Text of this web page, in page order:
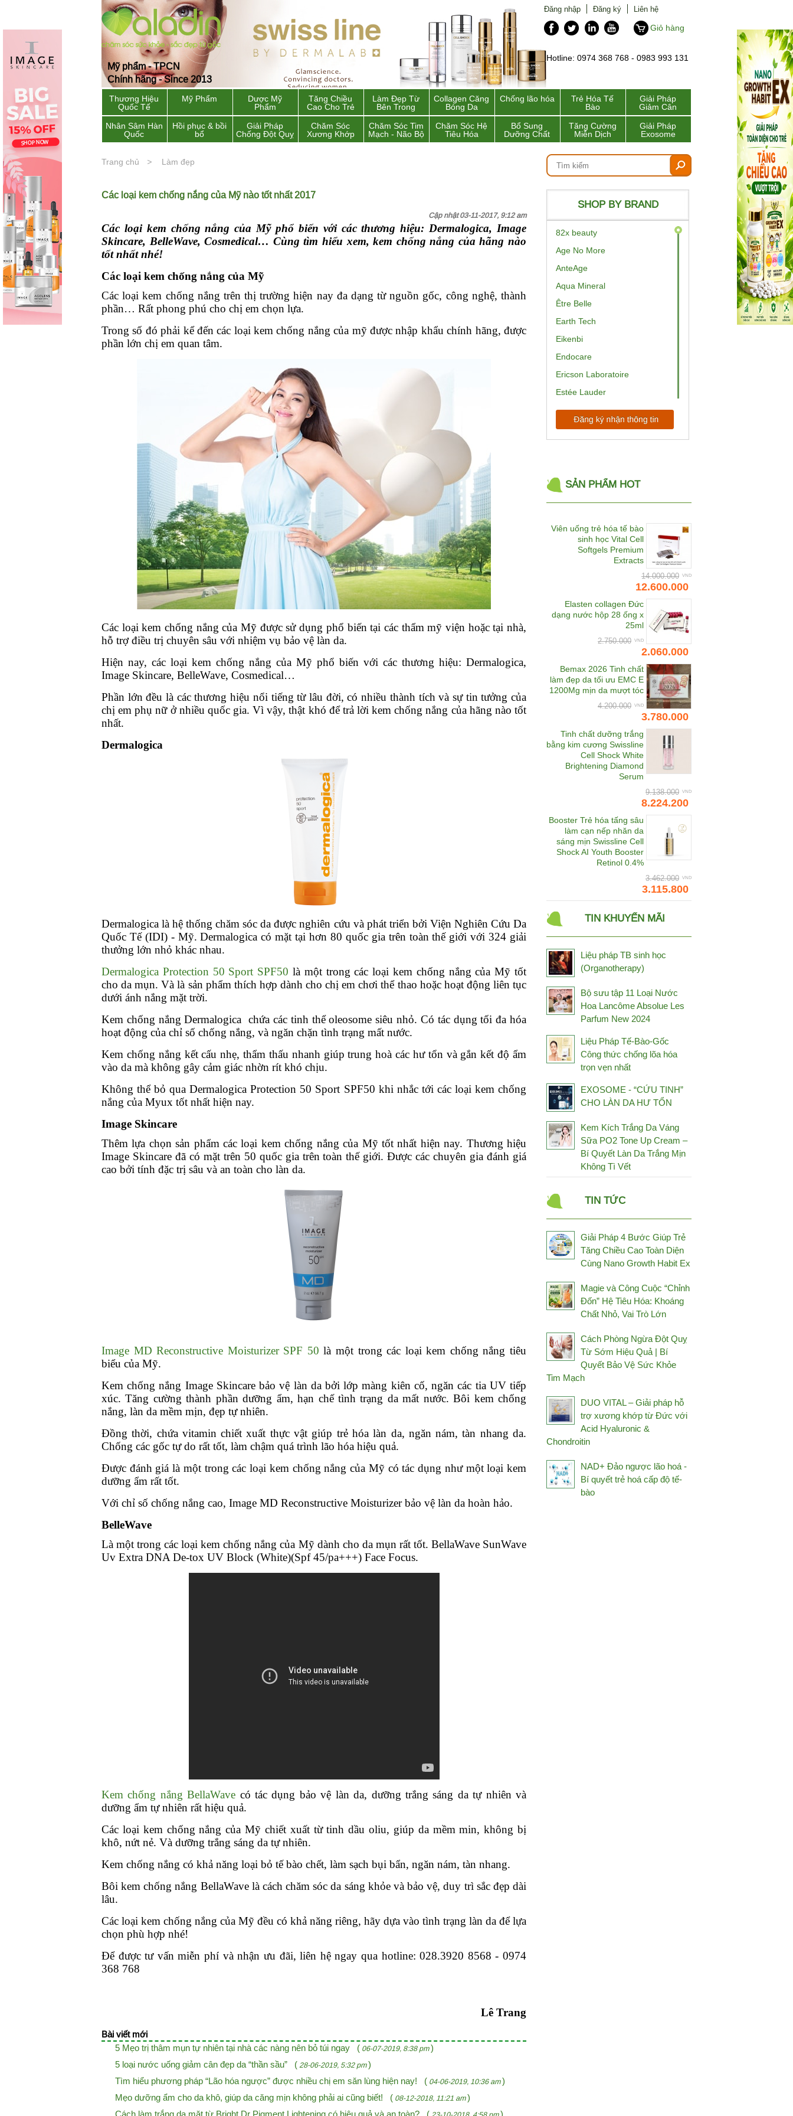
Mỹ phẩm - TPCN
Chính hãng - Since 2013
Đăng nhập Đăng ký
Liên hệ
Giỏ hàng
Hotline: 0974 368 768 - 0983 993 131
Thương Hiệu
Quốc Tế
Mỹ Phẩm
Dược Mỹ
Phẩm
Tăng Chiều
Cao Cho Trẻ
Làm Đẹp Từ
Bên Trong
Collagen Căng
Bóng Da
Chống lão hóa
Trẻ Hóa Tế
Bào
Giải Pháp
Giảm Cân
Nhân Sâm Hàn
Quốc
Hồi phục & bồi
bổ
Giải Pháp
Chống Đột Quỵ
Chăm Sóc
Xương Khớp
Chăm Sóc Tim
Mạch - Não Bộ
Chăm Sóc Hệ
Tiêu Hóa
Bổ Sung
Dưỡng Chất
Tăng Cường
Miễn Dịch
Giải Pháp
Exosome
Trang chủ Làm đẹp
Các loại kem chống nắng của Mỹ nào tốt nhất 2017
Cập nhật 03-11-2017, 9:12 am
Các loại kem chống nắng của Mỹ phổ biến với các thương hiệu: Dermalogica, Image
Skincare, BelleWave, Cosmedical… Cùng tìm hiểu xem, kem chống nắng của hãng nào
tốt nhất nhé!
Các loại kem chống nắng của Mỹ
Các loại kem chống nắng trên thị trường hiện nay đa dạng từ nguồn gốc, công nghệ, thành
phần… Rất phong phú cho chị em chọn lựa.
Trong số đó phải kể đến các loại kem chống nắng của mỹ được nhập khẩu chính hãng, được
phần lớn chị em quan tâm.
Các loại kem chống nắng của Mỹ được sử dụng phổ biến tại các thẩm mỹ viện hoặc tại nhà,
hỗ trợ điều trị chuyên sâu với nhiệm vụ bảo vệ làn da.
Hiện nay, các loại kem chống nắng của Mỹ phổ biến với các thương hiệu: Dermalogica,
Image Skincare, BelleWave, Cosmedical…
Phần lớn đều là các thương hiệu nổi tiếng từ lâu đời, có nhiều thành tích và sự tin tưởng của
chị em phụ nữ ở nhiều quốc gia. Vì vậy, thật khó để trả lời kem chống nắng của hãng nào tốt
nhất.
Dermalogica
Dermalogica là hệ thống chăm sóc da được nghiên cứu và phát triển bởi Viện Nghiên Cứu Da
Quốc Tế (IDI) - Mỹ. Dermalogica có mặt tại hơn 80 quốc gia trên toàn thế giới với 324 giải
thưởng lớn nhỏ khác nhau.
Dermalogica Protection 50 Sport SPF50 là một trong các loại kem chống nắng của Mỹ tốt
cho da mụn. Và là sản phẩm thích hợp dành cho chị em chơi thể thao hoặc hoạt động liên tục
dưới ánh nắng mặt trời.
Kem chống nắng Dermalogica chứa các tinh thể oleosome siêu nhỏ. Có tác dụng tối đa hóa
hoạt động của chỉ số chống nắng, và ngăn chặn tình trạng mất nước.
Kem chống nắng kết cấu nhẹ, thẩm thấu nhanh giúp trung hoà các hư tổn và gắn kết độ ẩm
vào da mà không gây cảm giác nhờn rít khó chịu.
Không thể bỏ qua Dermalogica Protection 50 Sport SPF50 khi nhắc tới các loại kem chống
nắng của Myux tốt nhất hiện nay.
Image Skincare
Thêm lựa chọn sản phẩm các loại kem chống nắng của Mỹ tốt nhất hiện nay. Thương hiệu
Image Skincare đã có mặt trên 50 quốc gia trên toàn thế giới. Được các chuyên gia đánh giá
cao bởi tính đặc trị sâu và an toàn cho làn da.
Image MD Reconstructive Moisturizer SPF 50 là một trong các loại kem chống nắng tiêu
biểu của Mỹ.
Kem chống nắng Image Skincare bảo vệ làn da bởi lớp màng kiên cố, ngăn các tia UV tiếp
xúc. Tăng cường thành phần dưỡng ẩm, hạn chế tình trạng da mất nước. Bôi kem chống
nắng, làn da mềm mịn, đẹp tự nhiên.
Đồng thời, chứa vitamin chiết xuất thực vật giúp trẻ hóa làn da, ngăn nám, tàn nhang da.
Chống các gốc tự do rất tốt, làm chậm quá trình lão hóa hiệu quả.
Được đánh giá là một trong các loại kem chống nắng của Mỹ có tác dụng như một loại kem
dưỡng ẩm rất tốt.
Với chỉ số chống nắng cao, Image MD Reconstructive Moisturizer bảo vệ làn da hoàn hảo.
BelleWave
Là một trong các loại kem chống nắng của Mỹ dành cho da mụn rất tốt. BellaWave SunWave
Uv Extra DNA De-tox UV Block (White)(Spf 45/pa+++) Face Focus.
Kem chống nắng BellaWave có tác dụng bảo vệ làn da, dưỡng trắng sáng da tự nhiên và
dưỡng ẩm tự nhiên rất hiệu quả.
Các loại kem chống nắng của Mỹ chiết xuất từ tinh dầu oliu, giúp da mềm min, không bị
khô, nứt nẻ. Và dưỡng trắng sáng da tự nhiên.
Kem chống nắng có khả năng loại bỏ tế bào chết, làm sạch bụi bẩn, ngăn nám, tàn nhang.
Bôi kem chống nắng BellaWave là cách chăm sóc da sáng khỏe và bảo vệ, duy trì sắc đẹp dài
lâu.
Các loại kem chống nắng của Mỹ đều có khả năng riêng, hãy dựa vào tình trạng làn da để lựa
chọn phù hợp nhé!
Để được tư vấn miễn phí và nhận ưu đãi, liên hệ ngay qua hotline: 028.3920 8568 - 0974
368 768
Lê Trang
Bài viết mới
5 Mẹo trị thâm mụn tự nhiên tại nhà các nàng nên bỏ túi ngay ( 06-07-2019, 8:38 pm )
5 loại nước uống giảm cân đẹp da “thần sầu” ( 28-06-2019, 5:32 pm )
Tìm hiểu phương pháp “Lão hóa ngược” được nhiều chị em săn lùng hiện nay! ( 04-06-2019, 10:36 am )
Mẹo dưỡng ẩm cho da khô, giúp da căng mịn không phải ai cũng biết! ( 08-12-2018, 11:21 am )
Cách làm trắng da mặt từ Bright Dr Pigment Lightening có hiệu quả và an toàn? (
)
SHOP BY BRAND
82x beauty
Age No More
AnteAge
Aqua Mineral
Être Belle
Earth Tech
Eikenbi
Endocare
Ericson Laboratoire
Estée Lauder
EV Princess
ExoCoBio
Bemax
Bewel
Bhmed
Bioline Jato
BL Miracle
Cheong Kwan Jang
Chunho Vina
Cle de Peau Beaute
CNI
COCOAGE Cosmetics
Daedong Korea Ginseng
Dalton
Damode
Deep Blue Health
Dr.CPU
Đông trùng hạ thảo
Bhutan
Đông trùng hạ thảo Tây
Tạng
Fine Japan
Frezyderm
Fucoidan Umi
Fuji Health
Fujina
GCell
Genki Fami
Genosys
Germaine De Capuccini
Gold Elements
Grammer-Revit
Healthy Beauty
Heliocare
Higo Global
Hineko
HL Always Active
Hokoen
Holistic Way
HSIN HAI
Hush & Hush
iS Clinical
Janssen
Jean D’Arcel
Jkendai Japan
JpanWell
Kanehide Bio
SẢN PHẨM HOT
Viên uống trẻ hóa tế bào
sinh học Vital Cell
Softgels Premium
Extracts
14.000.000
12.600.000
Elasten collagen Đức
dạng nước hộp 28 ống x
25ml
2.750.000
2.060.000
Bemax 2026 Tinh chất
làm đẹp da tối ưu EMC E
1200Mg mịn da mượt tóc
4.200.000
3.780.000
Tinh chất dưỡng trắng
bằng kim cương Swissline
Cell Shock White
Brightening Diamond
Serum
9.138.000
8.224.200
Booster Trẻ hóa tấng sâu
làm cạn nếp nhăn da
sáng mịn Swissline Cell
Shock AI Youth Booster
Retinol 0.4%
3.462.000
3.115.800
TIN KHUYẾN MÃI
Liệu pháp TB sinh học
(Organotherapy)
Bộ sưu tập 11 Loại Nước
Hoa Lancôme Absolue Les
Parfum New 2024
Liệu Pháp Tế-Bào-Gốc
Công thức chống lõa hóa
trọn vẹn nhất
EXOSOME - “CỨU TINH”
CHO LÀN DA HƯ TỔN
Kem Kích Trắng Da Váng
Sữa PO2 Tone Up Cream –
Bí Quyết Làn Da Trắng Mịn
Không Tì Vết
TIN TỨC
Giải Pháp 4 Bước Giúp Trẻ
Tăng Chiều Cao Toàn Diện
Cùng Nano Growth Habit Ex
Magie và Công Cuộc “Chỉnh
Đốn” Hệ Tiêu Hóa: Khoáng
Chất Nhỏ, Vai Trò Lớn
Cách Phòng Ngừa Đột Quỵ
Từ Sớm Hiệu Quả | Bí
Quyết Bảo Vệ Sức Khỏe
Tim Mạch
DUO VITAL – Giải pháp hỗ
trợ xương khớp từ Đức với
Acid Hyaluronic &
Chondroitin
NAD+ Đảo ngược lão hoá -
Bí quyết trẻ hoá cấp độ tế-
bào